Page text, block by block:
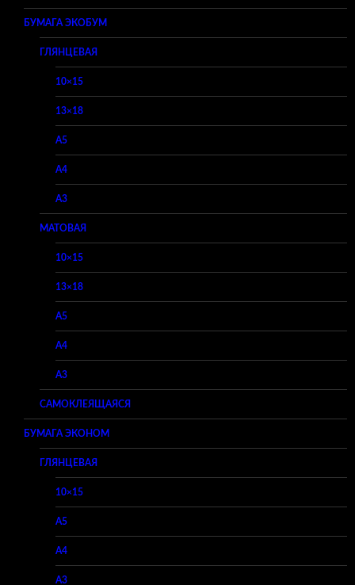
БУМАГА ЭКОБУМ
ГЛЯНЦЕВАЯ
10×15
13×18
A5
A4
A3
МАТОВАЯ
10×15
13×18
A5
A4
A3
САМОКЛЕЯЩАЯСЯ
БУМАГА ЭКОНОМ
ГЛЯНЦЕВАЯ
10×15
A5
A4
A3